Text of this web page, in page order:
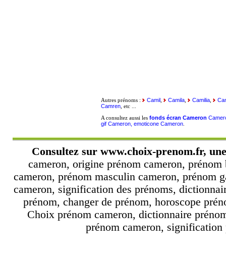
Autres prénoms : Camil Camila, Camilia,
Camren, etc ...
A consultez aussi les fonds écran Cameron
gif Cameron, emoticone Cameron.
Consultez sur www.choix-prenom.fr,
cameron, origine prénom cameron,
cameron, prénom masculin cameron, prénom
cameron, signification des prénoms,
prénom, changer de prénom, horoscope
Choix prénom cameron, dictionnaire
prénom cameron,